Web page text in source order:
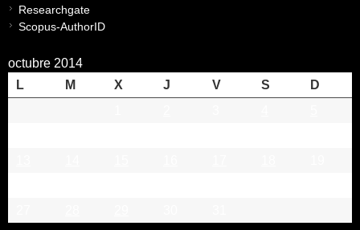
Researchgate
Scopus-AuthorID
octubre 2014
L
M X J V S
D